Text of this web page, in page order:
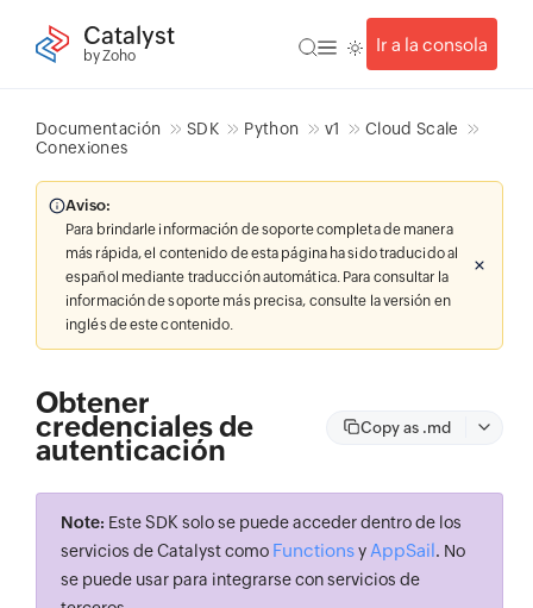
Catalyst
by Zoho
Ir a la consola
Documentación SDK Python v1
Cloud Scale
Conexiones
Aviso:
Para brindarle información de soporte completa de manera
más rápida, el contenido de esta página ha sido traducido al
español mediante traducción automática. Para consultar la
información de soporte más precisa, consulte la versión en
inglés de este contenido.
Obtener
credenciales de
autenticación
Copy as .md
Note: Este SDK solo se puede acceder dentro de los
servicios de Catalyst como Functionsy AppSail. No
se puede usar para integrarse con servicios de